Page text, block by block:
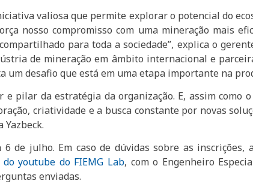
valiosa que permite explorar o potencial do
nosso compromisso com uma mineração mais
para toda a sociedade”, explica o
de mineração em âmbito internacional e
um desafio que está em uma etapa importante na
e pilar da estratégia da organização. E, assim como
criatividade e a busca constante por novas
de julho. Em caso de dúvidas sobre as
do youtube do FIEMG Lab, com o Engenheiro
enviadas.